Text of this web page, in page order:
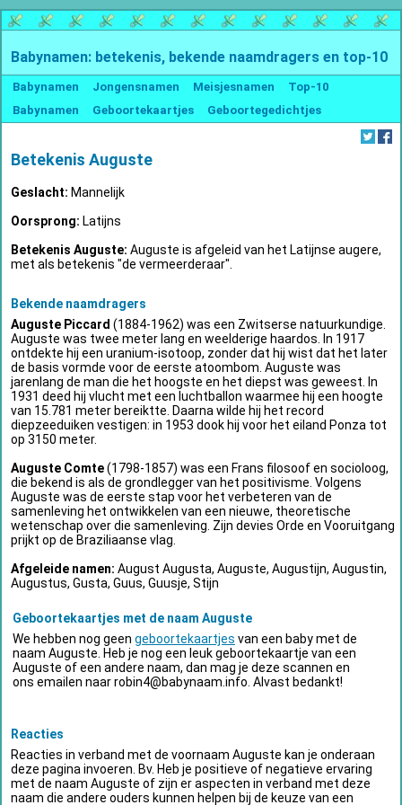
Babynamen: betekenis, bekende naamdragers en top-10
Babynamen Jongensnamen Meisjesnamen
Top-10
Babynamen
Geboortekaartjes Geboortegedichtjes
Betekenis Auguste
Geslacht: Mannelijk
Oorsprong: Latijns
Betekenis Auguste: Auguste is afgeleid van het Latijnse augere,
met als betekenis "de vermeerderaar".
Bekende naamdragers
Auguste Piccard (1884-1962) was een Zwitserse natuurkundige.
Auguste was twee meter lang en weelderige haardos. In 1917
ontdekte hij een uranium-isotoop, zonder dat hij wist dat het later
de basis vormde voor de eerste atoombom. Auguste was
jarenlang de man die het hoogste en het diepst was geweest. In
1931 deed hij vlucht met een luchtballon waarmee hij een hoogte
van 15.781 meter bereiktte. Daarna wilde hij het record
diepzeeduiken vestigen: in 1953 dook hij voor het eiland Ponza tot
op 3150 meter.
Auguste Comte(1798-1857) was een Frans filosoof en socioloog,
die bekend is als de grondlegger van het positivisme. Volgens
Auguste was de eerste stap voor het verbeteren van de
samenleving het ontwikkelen van een nieuwe, theoretische
wetenschap over die samenleving. Zijn devies Orde en Vooruitgang
prijkt op de Braziliaanse vlag.
Afgeleide namen: August Augusta, Auguste, Augustijn, Augustin,
Augustus, Gusta, Guus, Guusje, Stijn
Geboortekaartjes met de naam Auguste
We hebben nog geen geboortekaartjes van een baby met de
naam Auguste. Heb je nog een leuk geboortekaartje van een
Auguste of een andere naam, dan mag je deze scannen en
ons emailen naarrobin4@babynaam.info . Alvast bedankt!
Reacties
Reacties in verband met de voornaam Auguste kan je onderaan
deze pagina invoeren. Bv. Heb je positieve of negatieve ervaring
met de naam Auguste of zijn er aspecten in verband met deze
naam die andere ouders kunnen helpen bij de keuze van een